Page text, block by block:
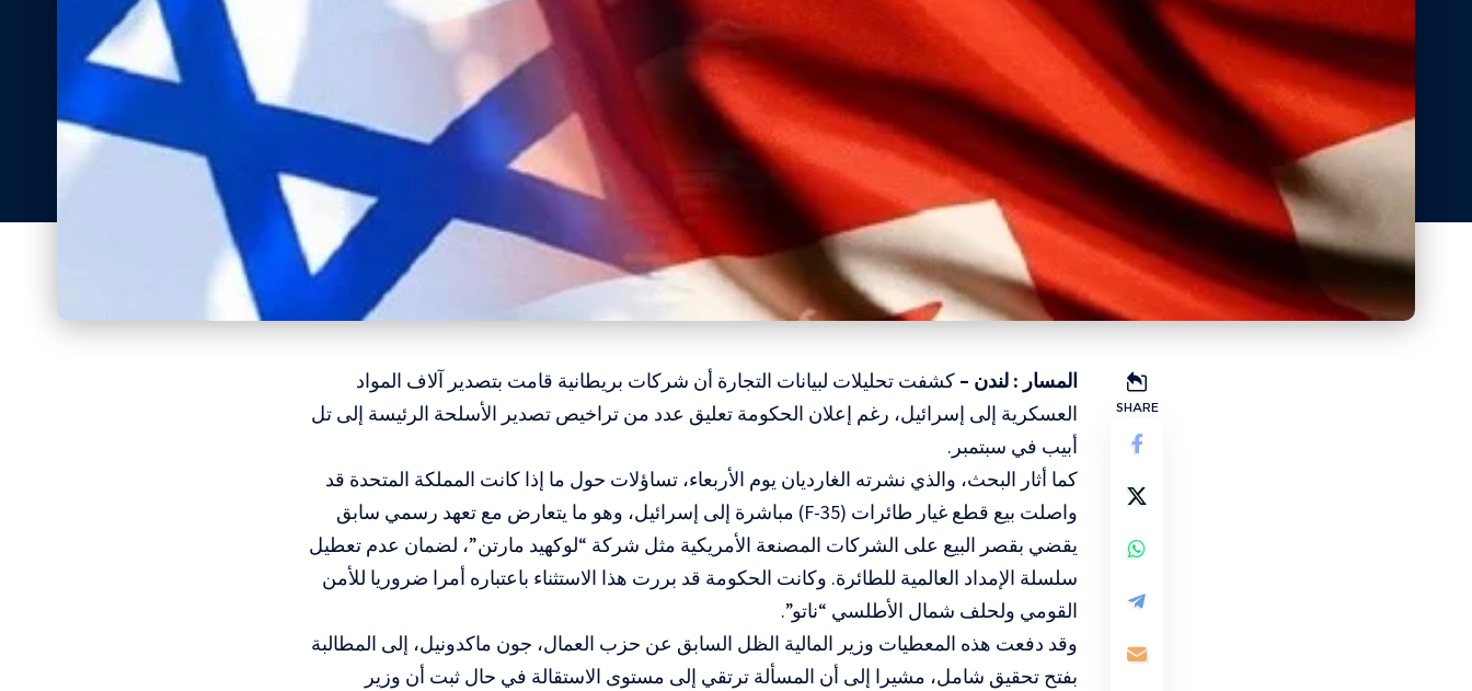
SHARE
المسار : لندن – كشفت تحليلات لبيانات التجارة أن شركات بريطانية قامت بتصدير آلاف المواد
العسكرية إلى إسرائيل، رغم إعلان الحكومة تعليق عدد من تراخيص تصدير الأسلحة الرئيسة إلى تل
أبيب في سبتمبر.
كما أثار البحث، والذي نشرته الغارديان يوم الأربعاء، تساؤلات حول ما إذا كانت المملكة المتحدة قد
واصلت بيع قطع غيار طائرات (F-35) مباشرة إلى إسرائيل، وهو ما يتعارض مع تعهد رسمي سابق
يقضي بقصر البيع على الشركات المصنعة الأمريكية مثل شركة “لوكهيد مارتن”، لضمان عدم تعطيل
سلسلة الإمداد العالمية للطائرة. وكانت الحكومة قد بررت هذا الاستثناء باعتباره أمرا ضروريا للأمن
القومي ولحلف شمال الأطلسي “ناتو”.
وقد دفعت هذه المعطيات وزير المالية الظل السابق عن حزب العمال، جون ماكدونيل، إلى المطالبة
بفتح تحقيق شامل، مشيرا إلى أن المسألة ترتقي إلى مستوى الاستقالة في حال ثبت أن وزير